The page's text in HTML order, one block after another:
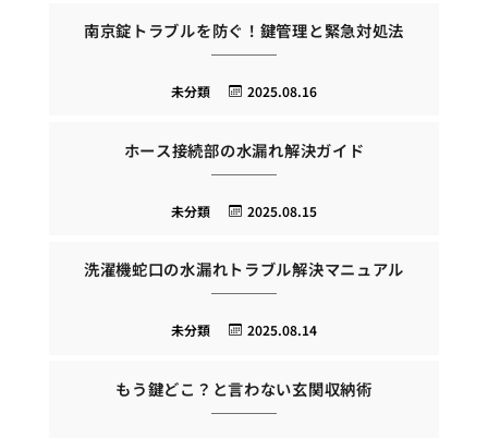
南京錠トラブルを防ぐ！鍵管理と緊急対処法
2025.08.16
未分類
ホース接続部の水漏れ解決ガイド
2025.08.15
未分類
洗濯機蛇口の水漏れトラブル解決マニュアル
2025.08.14
未分類
もう鍵どこ？と言わない玄関収納術